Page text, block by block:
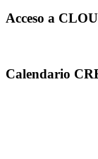
Acceso a
Calendario